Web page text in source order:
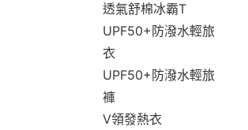
透氣舒棉冰霸T
UPF50+防潑水輕旅
衣
UPF50+防潑水輕旅
褲
V領發熱衣